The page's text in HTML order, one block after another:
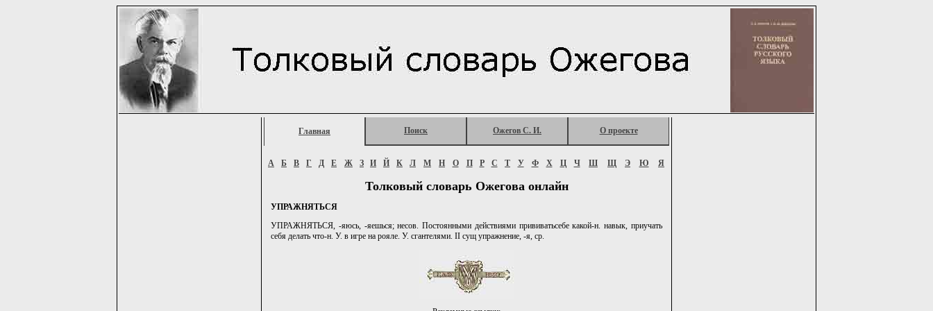
Главная Поиск Ожегов С. И. О проекте
А Б В Г Д Е Ж З И Й К Л М Н О П Р С Т У Ф Х Ц Ч Ш Щ Э Ю Я
Толковый словарь Ожегова онлайн
УПРАЖНЯТЬСЯ
УПРАЖНЯТЬСЯ, -яюсь, -яешься; несов. Постоянными действиями прививатьсебе какой-н. навык, приучать
себя делать что-н. У. в игре на рояле. У. сгантелями. II сущ упражнение, -я, ср.